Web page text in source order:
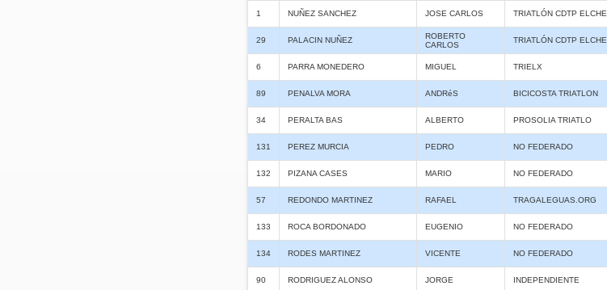
1 NUÑEZ SANCHEZ JOSE CARLOS TRIATLÓN CDTP ELCHE
29 PALACIN NUÑEZ
ROBERTO
CARLOS
TRIATLÓN CDTP ELCHE
6 PARRA MONEDERO MIGUEL TRIELX
89 PENALVA MORA ANDRéS BICICOSTA TRIATLON
34 PERALTA BAS ALBERTO PROSOLIA TRIATLO
131 PEREZ MURCIA PEDRO NO FEDERADO
132 PIZANA CASES MARIO NO FEDERADO
57 REDONDO MARTINEZ RAFAEL TRAGALEGUAS.ORG
133 ROCA BORDONADO EUGENIO NO FEDERADO
134 RODES MARTINEZ VICENTE NO FEDERADO
90 RODRIGUEZ ALONSO JORGE INDEPENDIENTE